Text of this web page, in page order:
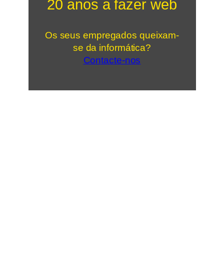
20 anos a fazer web
Os seus empregados queixam-
se da informática?
Contacte-nos